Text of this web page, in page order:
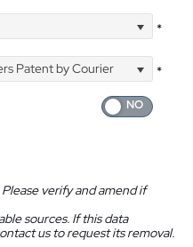
*
Patent by Courier
*
verify and amend if
sources. If this data
us to request its removal.